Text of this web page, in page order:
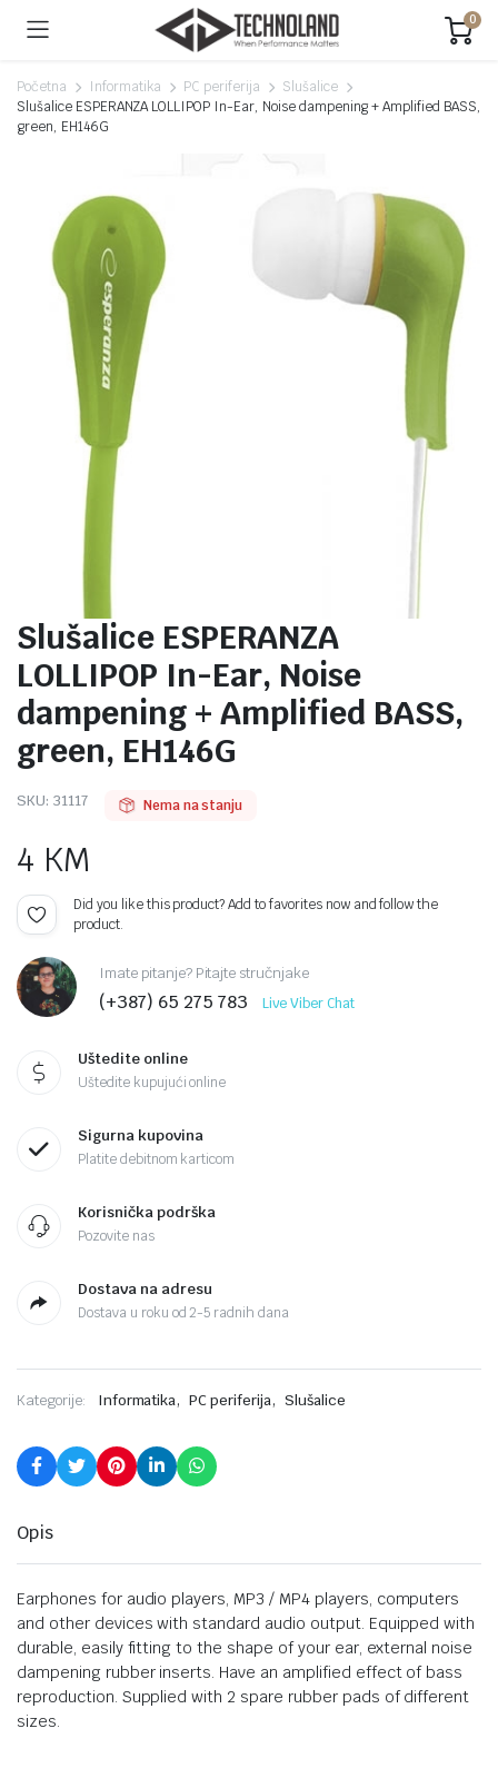
0
Početna Informatika PC periferija
Slušalice
Slušalice ESPERANZA LOLLIPOP In-Ear, Noise dampening + Amplified BASS,
green, EH146G
Slušalice ESPERANZA
LOLLIPOP In-Ear, Noise
dampening + Amplified BASS,
green, EH146G
SKU: 31117 Nema na stanju
4 KM
Did you like this product? Add to favorites now and follow the
product.
Imate pitanje? Pitajte stručnjake
(+387) 65 275 783 Live Viber Chat
Uštedite online
Uštedite kupujući online
Sigurna kupovina
Platite debitnom karticom
Korisnička podrška
Pozovite nas
Dostava na adresu
Dostava u roku od 2-5 radnih dana
Kategorije: Informatika, PC periferija, Slušalice
Opis
Earphones for audio players, MP3 / MP4 players, computers
and other devices with standard audio output. Equipped with
durable, easily fitting to the shape of your ear, external noise
dampening rubber inserts. Have an amplified effect of bass
reproduction. Supplied with 2 spare rubber pads of different
sizes.